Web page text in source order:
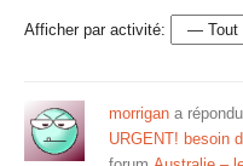
Afficher par activité:
morrigan a
URGENT! besoin